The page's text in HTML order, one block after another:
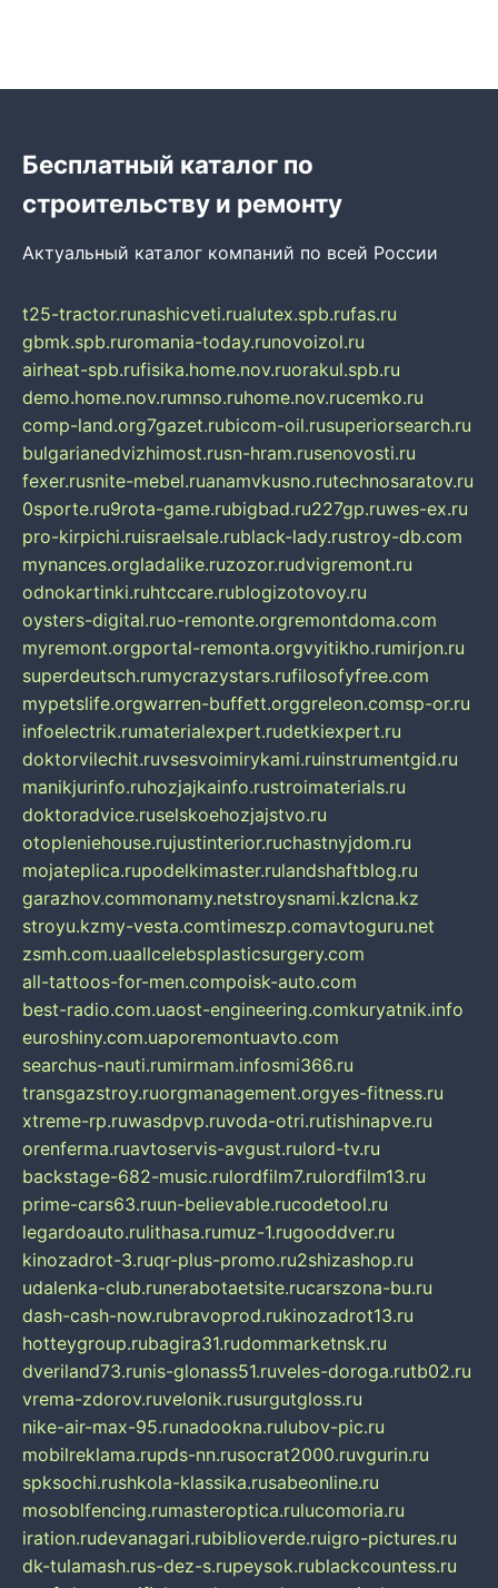
Бесплатный каталог по
строительству и ремонту
Актуальный каталог компаний по всей России
t25-tractor.runashicveti.rualutex.spb.rufas.ru
gbmk.spb.ruromania-today.runovoizol.ru
airheat-spb.rufisika.home.nov.ruorakul.spb.ru
demo.home.nov.rumnso.ruhome.nov.rucemko.ru
comp-land.org7gazet.rubicom-oil.rusuperiorsearch.ru
bulgarianedvizhimost.rusn-hram.rusenovosti.ru
fexer.rusnite-mebel.ruanamvkusno.rutechnosaratov.ru
0sporte.ru9rota-game.rubigbad.ru227gp.ruwes-ex.ru
pro-kirpichi.ruisraelsale.rublack-lady.rustroy-db.com
mynances.orgladalike.ruzozor.rudvigremont.ru
odnokartinki.ruhtccare.rublogizotovoy.ru
oysters-digital.ruo-remonte.orgremontdoma.com
myremont.orgportal-remonta.orgvyitikho.rumirjon.ru
superdeutsch.rumycrazystars.rufilosofyfree.com
mypetslife.orgwarren-buffett.orggreleon.comsp-or.ru
infoelectrik.rumaterialexpert.rudetkiexpert.ru
doktorvilechit.ruvsesvoimirykami.ruinstrumentgid.ru
manikjurinfo.ruhozjajkainfo.rustroimaterials.ru
doktoradvice.ruselskoehozjajstvo.ru
otopleniehouse.rujustinterior.ruchastnyjdom.ru
mojateplica.rupodelkimaster.rulandshaftblog.ru
garazhov.commonamy.netstroysnami.kzlcna.kz
stroyu.kzmy-vesta.comtimeszp.comavtoguru.net
zsmh.com.uaallcelebsplasticsurgery.com
all-tattoos-for-men.compoisk-auto.com
best-radio.com.uaost-engineering.comkuryatnik.info
euroshiny.com.uaporemontuavto.com
searchus-nauti.rumirmam.infosmi366.ru
transgazstroy.ruorgmanagement.orgyes-fitness.ru
xtreme-rp.ruwasdpvp.ruvoda-otri.rutishinapve.ru
orenferma.ruavtoservis-avgust.rulord-tv.ru
backstage-682-music.rulordfilm7.rulordfilm13.ru
prime-cars63.ruun-believable.rucodetool.ru
legardoauto.rulithasa.rumuz-1.rugooddver.ru
kinozadrot-3.ruqr-plus-promo.ru2shizashop.ru
udalenka-club.runerabotaetsite.rucarszona-bu.ru
dash-cash-now.rubravoprod.rukinozadrot13.ru
hotteygroup.rubagira31.rudommarketnsk.ru
dveriland73.runis-glonass51.ruveles-doroga.rutb02.ru
vrema-zdorov.ruvelonik.rusurgutgloss.ru
nike-air-max-95.runadookna.rulubov-pic.ru
mobilreklama.rupds-nn.rusocrat2000.ruvgurin.ru
spksochi.rushkola-klassika.rusabeonline.ru
mosoblfencing.rumasteroptica.rulucomoria.ru
iration.rudevanagari.rubiblioverde.ruigro-pictures.ru
dk-tulamash.rus-dez-s.rupeysok.rublackcountess.ru